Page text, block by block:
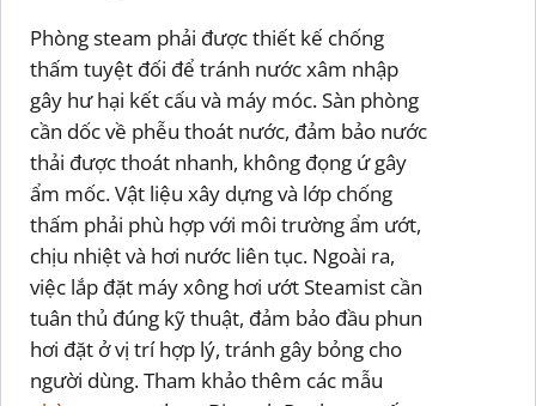
Phòng steam phải được thiết kế chống
thấm tuyệt đối để tránh nước xâm nhập
gây hư hại kết cấu và máy móc. Sàn phòng
cần dốc về phễu thoát nước, đảm bảo nước
thải được thoát nhanh, không đọng ứ gây
ẩm mốc. Vật liệu xây dựng và lớp chống
thấm phải phù hợp với môi trường ẩm ướt,
chịu nhiệt và hơi nước liên tục. Ngoài ra,
việc lắp đặt máy xông hơi ướt Steamist cần
tuân thủ đúng kỹ thuật, đảm bảo đầu phun
hơi đặt ở vị trí hợp lý, tránh gây bỏng cho
người dùng. Tham khảo thêm các mẫu